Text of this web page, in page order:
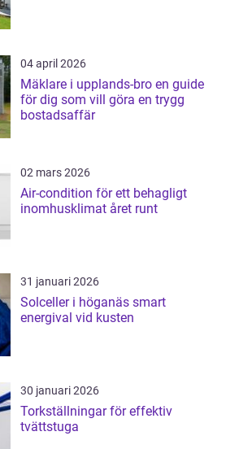
04 april 2026
Mäklare i upplands-bro en guide
för dig som vill göra en trygg
bostadsaffär
02 mars 2026
Air-condition för ett behagligt
inomhusklimat året runt
31 januari 2026
Solceller i höganäs smart
energival vid kusten
30 januari 2026
Torkställningar för effektiv
tvättstuga